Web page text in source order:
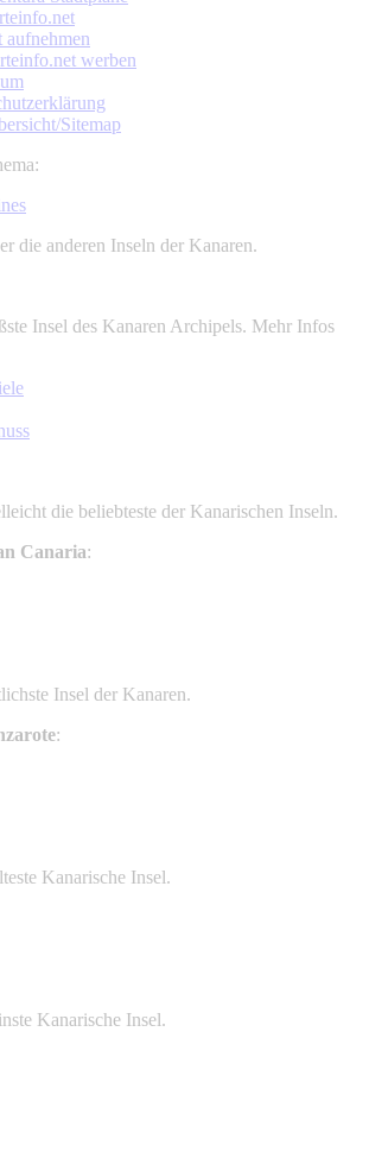
aufnehmen
werben
Sitemap
die anderen Inseln der Kanaren.
Insel des Kanaren Archipels. Mehr Infos
die beliebteste der Kanarischen Inseln.
Canaria:
Insel der Kanaren.
:
Kanarische Insel.
Kanarische Insel.